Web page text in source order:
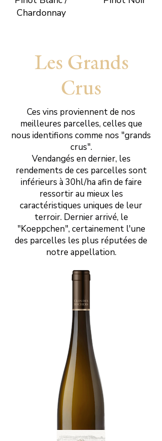
Chardonnay
Les Grands
Crus
Ces vins proviennent de nos
meilleures parcelles, celles que
nous identifions comme nos "grands
crus".
Vendangés en dernier, les
rendements de ces parcelles sont
inférieurs à 30hl/ha afin de faire
ressortir au mieux les
caractéristiques uniques de leur
terroir. Dernier arrivé, le
"Koeppchen", certainement l'une
des parcelles les plus réputées de
notre appellation.